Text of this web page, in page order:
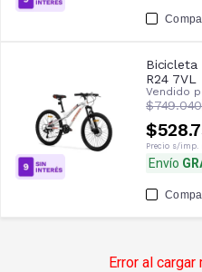
Bicicleta
R24 7VL
Vendido
$749.040
Precio s/imp.
Envío
Error al